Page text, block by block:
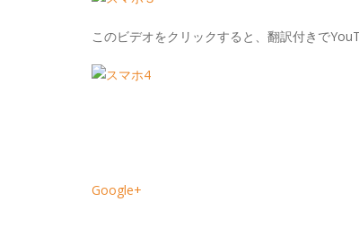
このビデオをクリックすると、翻訳付きで
Google+